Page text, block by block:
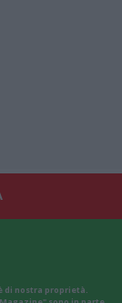
di nostra proprietà.